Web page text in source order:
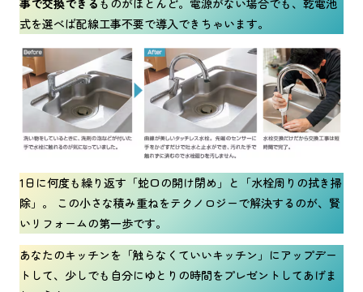
事で交換できる ものがほとんど。電源がない場合でも、乾電池
式を選べば配線工事不要で導入できちゃいます。
1日に何度も繰り返す「蛇口の開け閉め」と「水栓周りの拭き掃
除」。 この小さな積み重ねをテクノロジーで解決するのが、賢
いリフォームの第一歩です。
あなたのキッチンを「触らなくていいキッチン」にアップデー
トして、少しでも自分にゆとりの時間をプレゼントしてあげま